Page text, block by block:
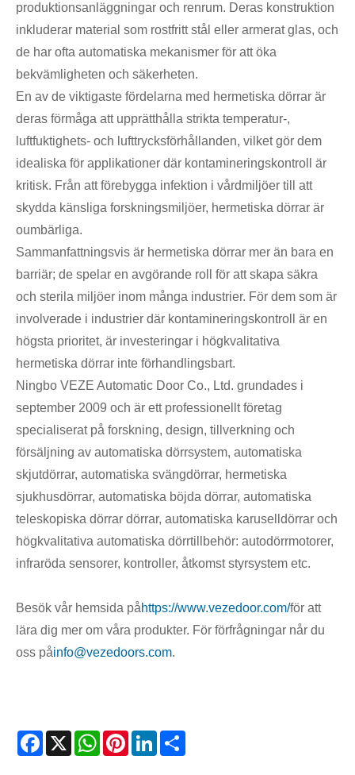
produktionsanläggningar och renrum. Deras konstruktion
inkluderar material som rostfritt stål eller armerat glas, och
de har ofta automatiska mekanismer för att öka
bekvämligheten och säkerheten.
En av de viktigaste fördelarna med hermetiska dörrar är
deras förmåga att upprätthålla strikta temperatur-,
luftfuktighets- och lufttrycksförhållanden, vilket gör dem
idealiska för applikationer där kontamineringskontroll är
kritisk. Från att förebygga infektion i vårdmiljöer till att
skydda känsliga forskningsmiljöer, hermetiska dörrar är
oumbärliga.
Sammanfattningsvis är hermetiska dörrar mer än bara en
barriär; de spelar en avgörande roll för att skapa säkra
och sterila miljöer inom många industrier. För dem som är
involverade i industrier där kontamineringskontroll är en
högsta prioritet, är investeringar i högkvalitativa
hermetiska dörrar inte förhandlingsbart.
Ningbo VEZE Automatic Door Co., Ltd. grundades i
september 2009 och är ett professionellt företag
specialiserat på forskning, design, tillverkning och
försäljning av automatiska dörrsystem, automatiska
skjutdörrar, automatiska svängdörrar, hermetiska
sjukhusdörrar, automatiska böjda dörrar, automatiska
teleskopiska dörrar dörrar, automatiska karuselldörrar och
högkvalitativa automatiska dörrtillbehör: autodörrmotorer,
infraröda sensorer, kontroller, åtkomst styrsystem etc.
Besök vår hemsida påhttps://www.vezedoor.com/för att
lära dig mer om våra produkter. För förfrågningar når du
oss påinfo@vezedoors.com.
Facebook
X WhatsAppPinterestLinkedIn